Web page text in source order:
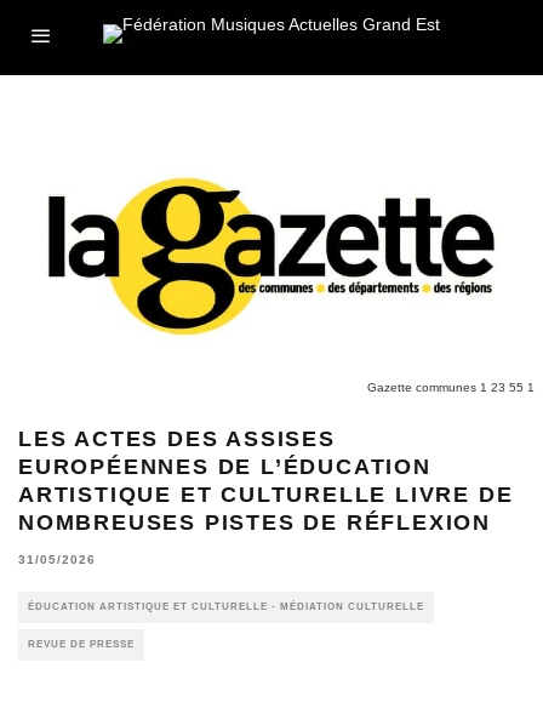
Gazette communes 1 23 55 1
LES ACTES DES ASSISES
EUROPÉENNES DE L’ÉDUCATION
ARTISTIQUE ET CULTURELLE LIVRE DE
NOMBREUSES PISTES DE RÉFLEXION
31/05/2026
ÉDUCATION ARTISTIQUE ET CULTURELLE - MÉDIATION CULTURELLE
REVUE DE PRESSE